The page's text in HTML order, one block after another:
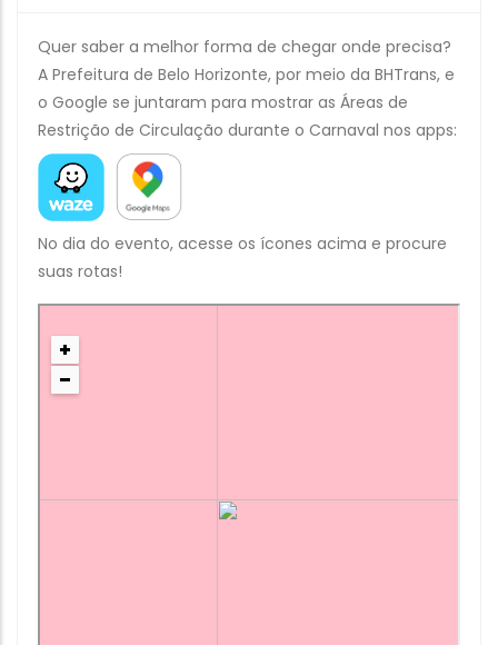
Quer saber a melhor forma de chegar onde precisa?
A Prefeitura de Belo Horizonte, por meio da BHTrans, e
o Google se juntaram para mostrar as Áreas de
Restrição de Circulação durante o Carnaval nos apps:
No dia do evento, acesse os ícones acima e procure
suas rotas!